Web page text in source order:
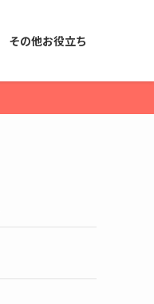
その他お役立ち